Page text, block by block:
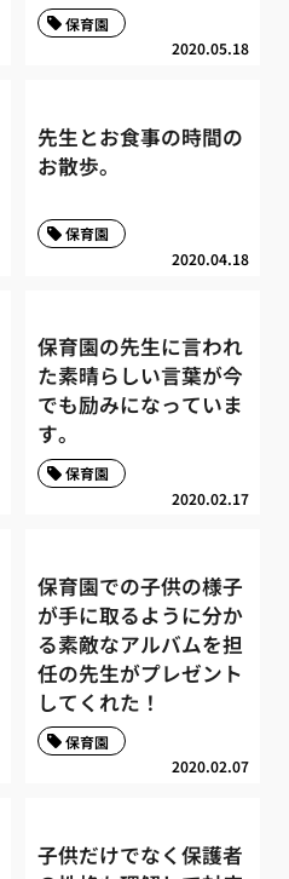
2020.05.18
保育園
先生とお食事の時間の
お散歩。
2020.04.18
保育園
保育園の先生に言われ
た素晴らしい言葉が今
でも励みになっていま
す。
2020.02.17
保育園
保育園での子供の様子
が手に取るように分か
る素敵なアルバムを担
任の先生がプレゼント
してくれた！
2020.02.07
保育園
子供だけでなく保護者